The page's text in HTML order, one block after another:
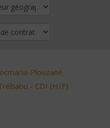
Plouzané
- CDI (H/F)